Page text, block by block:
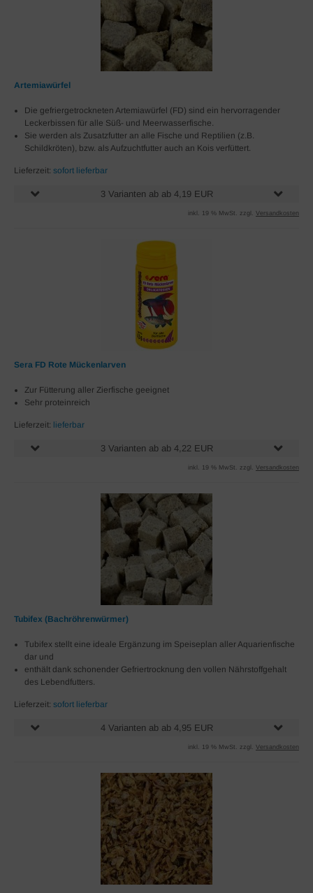
Artemiawürfel
Die gefriergetrockneten Artemiawürfel (FD) sind ein hervorragender
Leckerbissen für alle Süß- und Meerwasserfische.
Sie werden als Zusatzfutter an alle Fische und Reptilien (z.B.
Schildkröten), bzw. als Aufzuchtfutter auch an Kois verfüttert.
Lieferzeit: sofort lieferbar
3 Varianten ab ab 4,19 EUR
inkl. 19 % MwSt. zzgl. Versandkosten
Sera FD Rote Mückenlarven
Zur Fütterung aller Zierfische geeignet
Sehr proteinreich
Lieferzeit: lieferbar
3 Varianten ab ab 4,22 EUR
inkl. 19 % MwSt. zzgl. Versandkosten
Tubifex (Bachröhrenwürmer)
Tubifex stellt eine ideale Ergänzung im Speiseplan aller Aquarienfische
dar und
enthält dank schonender Gefriertrocknung den vollen Nährstoffgehalt
des Lebendfutters.
Lieferzeit: sofort lieferbar
4 Varianten ab ab 4,95 EUR
inkl. 19 % MwSt. zzgl. Versandkosten